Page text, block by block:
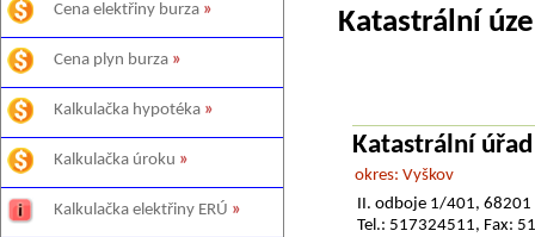
Cena elektřiny burza »
Cena plyn burza »
Kalkulačka hypotéka »
Kalkulačka úroku »
Kalkulačka elektřiny ERÚ »
Katastrální
Katastrální
okres: Vyškov
II. odboje 1/401, 68201
Tel.: 517324511, Fax: